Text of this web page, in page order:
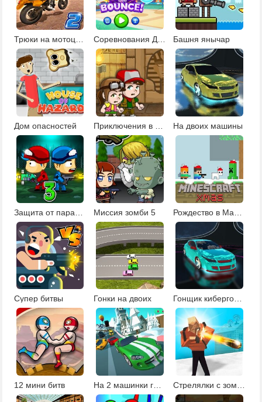
Соревнования Дисней Башня янычар
Дом опасностей На двоих машины
Миссия зомби 5
Супер битвы Гонки на двоих Гонщик кибергорода
12 мини битв На 2 машинки гонки Стрелялки с зомби на двоих